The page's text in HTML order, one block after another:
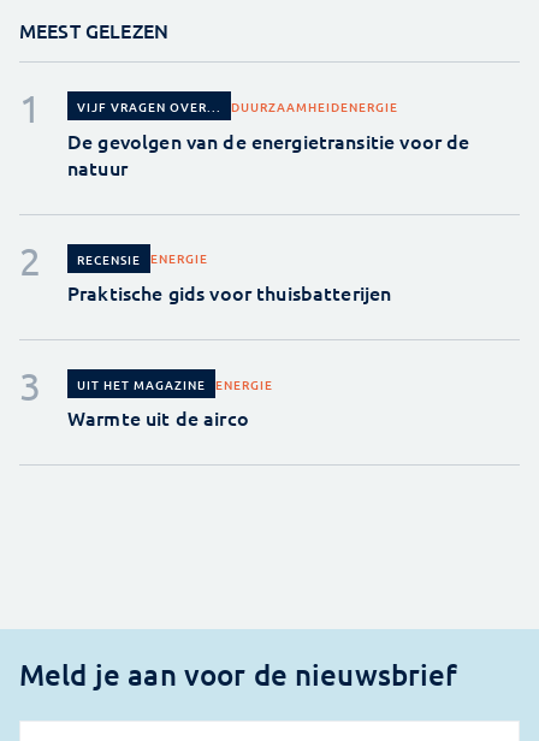
MEEST GELEZEN
VIJF VRAGEN OVER... DUURZAAMHEIDENERGIE
De gevolgen van de energietransitie voor de
natuur
RECENSIE ENERGIE
Praktische gids voor thuisbatterijen
UIT HET MAGAZINE ENERGIE
Warmte uit de airco
Meld je aan voor de nieuwsbrief